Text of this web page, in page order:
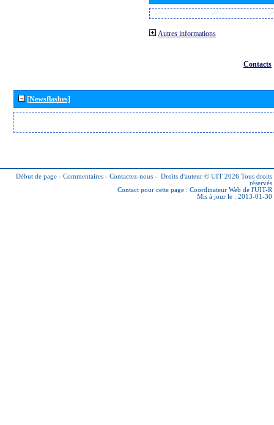
Autres informations
Contacts
[Newsflashes]
Début de page - Commentaires - Contactez-nous - Droits d'auteur © UIT 2026 Tous droits
réservés
Contact pour cette page : Coordinateur Web de l'UIT-R
Mis à jour le : 2013-01-30